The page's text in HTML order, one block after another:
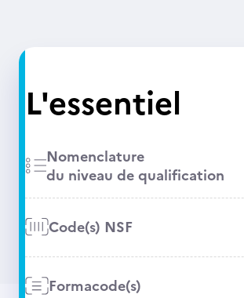
L'essentiel
Nomenclature
du niveau de qualification
Code(s) NSF
Formacode(s)